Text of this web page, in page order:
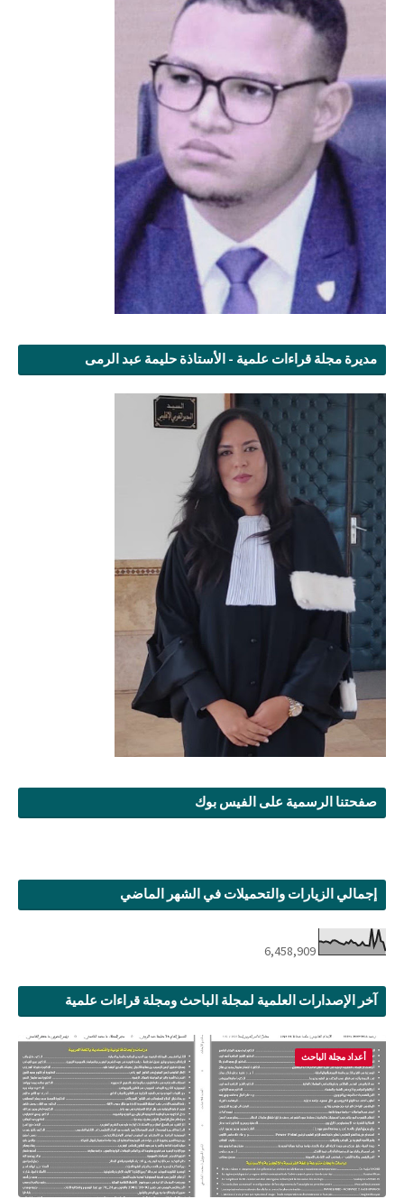
مديرة مجلة قراءات علمية - الأستاذة حليمة عبد الرمى
صفحتنا الرسمية على الفيس بوك
إجمالي الزيارات والتحميلات في الشهر الماضي
6,458,909
آخر الإصدارات العلمية لمجلة الباحث ومجلة قراءات علمية
أعداد مجلة الباحث